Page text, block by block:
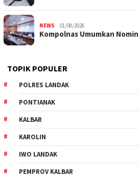
NEWS 01/08/2026
Kompolnas Umumkan
TOPIK POPULER
POLRES LANDAK
PONTIANAK
KALBAR
KAROLIN
IWO LANDAK
PEMPROV KALBAR